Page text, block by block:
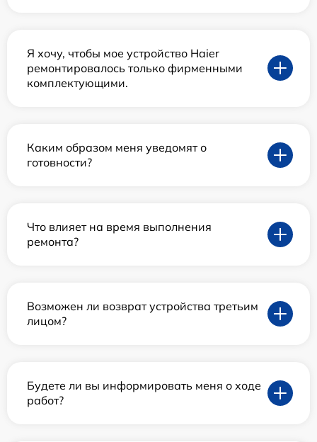
Я хочу, чтобы мое устройство Haier
ремонтировалось только фирменными
комплектующими.
Каким образом меня уведомят о
готовности?
Что влияет на время выполнения
ремонта?
Возможен ли возврат устройства третьим
лицом?
Будете ли вы информировать меня о ходе
работ?